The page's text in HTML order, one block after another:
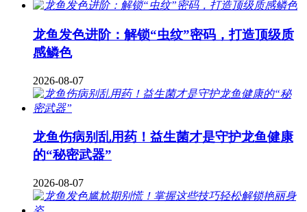
龙鱼发色进阶：解锁“虫纹”密码，打造顶级质
感鳞色
2026-08-07
龙鱼伤病别乱用药！益生菌才是守护龙鱼健康
的“秘密武器”
2026-08-07